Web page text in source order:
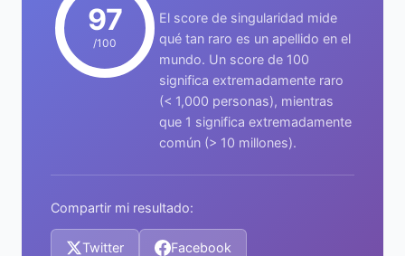
97
/100
El score de singularidad mide
qué tan raro es un apellido en el
mundo. Un score de 100
significa extremadamente raro
(< 1,000 personas), mientras
que 1 significa extremadamente
común (> 10 millones).
Compartir mi resultado:
Twitter Facebook